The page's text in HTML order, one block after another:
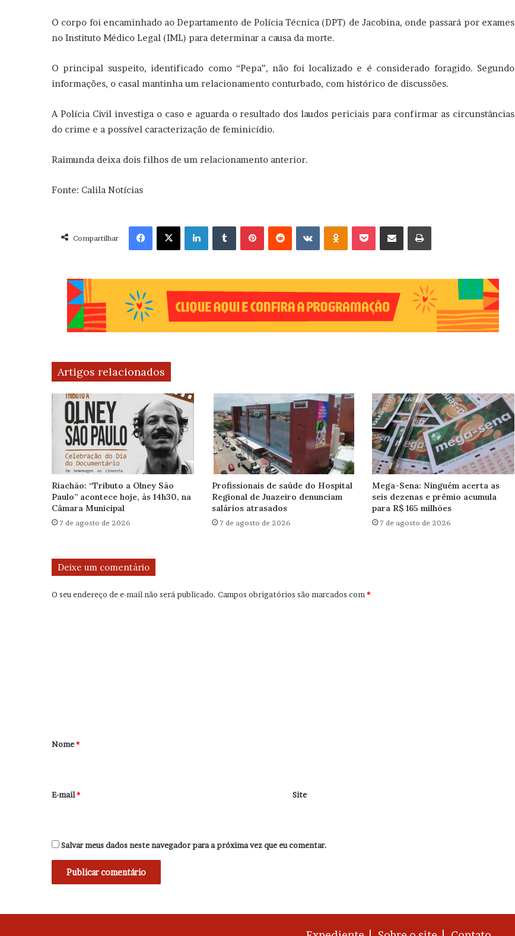
O corpo foi encaminhado ao Departamento de Polícia Técnica (DPT) de Jacobina, onde passará por exames
no Instituto Médico Legal (IML) para determinar a causa da morte.
O principal suspeito, identificado como “Pepa”, não foi localizado e é considerado foragido. Segundo
informações, o casal mantinha um relacionamento conturbado, com histórico de discussões.
A Polícia Civil investiga o caso e aguarda o resultado dos laudos periciais para confirmar as circunstâncias
do crime e a possível caracterização de feminicídio.
Raimunda deixa dois filhos de um relacionamento anterior.
Fonte: Calila Notícias
Compartilhar
Facebook X Linkedin VK OK
Artigos relacionados
Riachão: “Tributo a Olney São
Paulo” acontece hoje, às 14h30, na
Câmara Municipal
7 de agosto de 2026
Profissionais de saúde do Hospital
Regional de Juazeiro denunciam
salários atrasados
7 de agosto de 2026
Mega-Sena: Ninguém acerta as
seis dezenas e prêmio acumula
para R$ 165 milhões
7 de agosto de 2026
Deixe um comentário
O seu endereço de e-mail não será publicado. Campos obrigatórios são marcados com *
r
*
Nome*
E-mail* Site
Salvar meus dados neste navegador para a próxima vez que eu comentar.